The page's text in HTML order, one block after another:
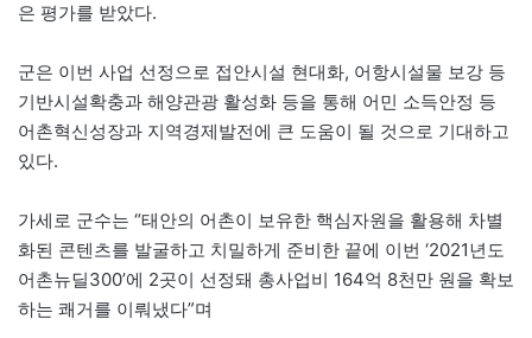
은 평가를 받았다.
군은 이번 사업 선정으로 접안시설 현대화, 어항시설물 보강 등
기반시설확충과 해양관광 활성화 등을 통해 어민 소득안정 등
어촌혁신성장과 지역경제발전에 큰 도움이 될 것으로 기대하고
있다.
가세로 군수는 “태안의 어촌이 보유한 핵심자원을 활용해 차별
화된 콘텐츠를 발굴하고 치밀하게 준비한 끝에 이번 ‘2021년도
어촌뉴딜300’에 2곳이 선정돼 총사업비 164억 8천만 원을 확보
하는 쾌거를 이뤄냈다”며